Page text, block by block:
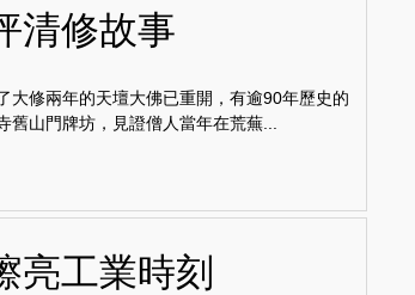
清修故事
大修兩年的天壇大佛已重開，有逾90年歷史的
舊山門牌坊，見證僧人當年在荒蕪...
亮工業時刻